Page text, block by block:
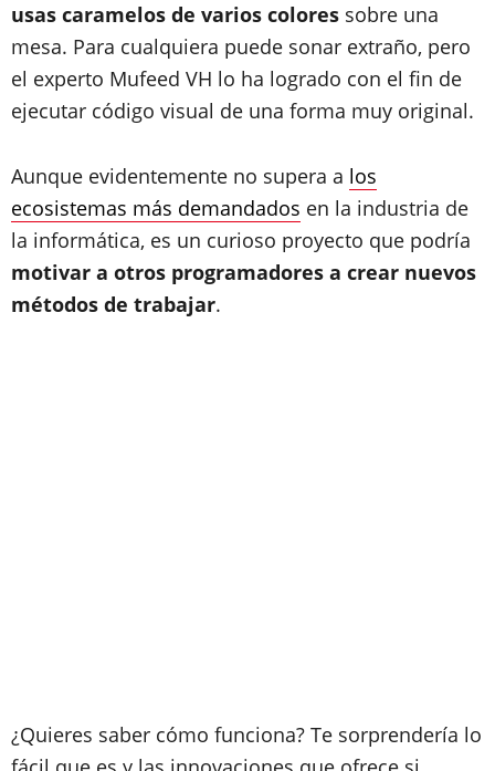
usas caramelos de varios colores sobre una
mesa. Para cualquiera puede sonar extraño, pero
el experto Mufeed VH lo ha logrado con el fin de
ejecutar código visual de una forma muy original.
Aunque evidentemente no supera a los
ecosistemas más demandados en la industria de
la informática, es un curioso proyecto que podría
motivar a otros programadores a crear nuevos
métodos de trabajar.
¿Quieres saber cómo funciona? Te sorprendería lo